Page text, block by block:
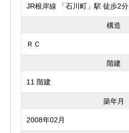
JR根岸線 「石川町」駅 徒歩2分
構造
ＲＣ
階建
11 階建
築年月
2008年02月